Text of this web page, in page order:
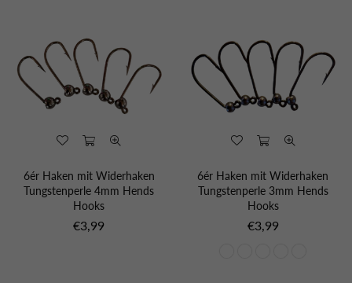
6ér Haken mit Widerhaken
Tungstenperle 4mm Hends
Hooks
Normaler
€3,99
6ér Haken mit Widerhaken
Tungstenperle 3mm Hends
Hooks
Normaler
€3,99